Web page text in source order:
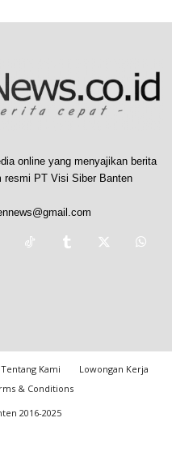
online yang menyajikan berita
resmi PT Visi Siber Banten
Tentang Kami
Lowongan Kerja
& Conditions
2016-2025